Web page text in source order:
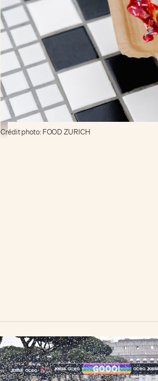
Crédit photo: FOOD ZURICH